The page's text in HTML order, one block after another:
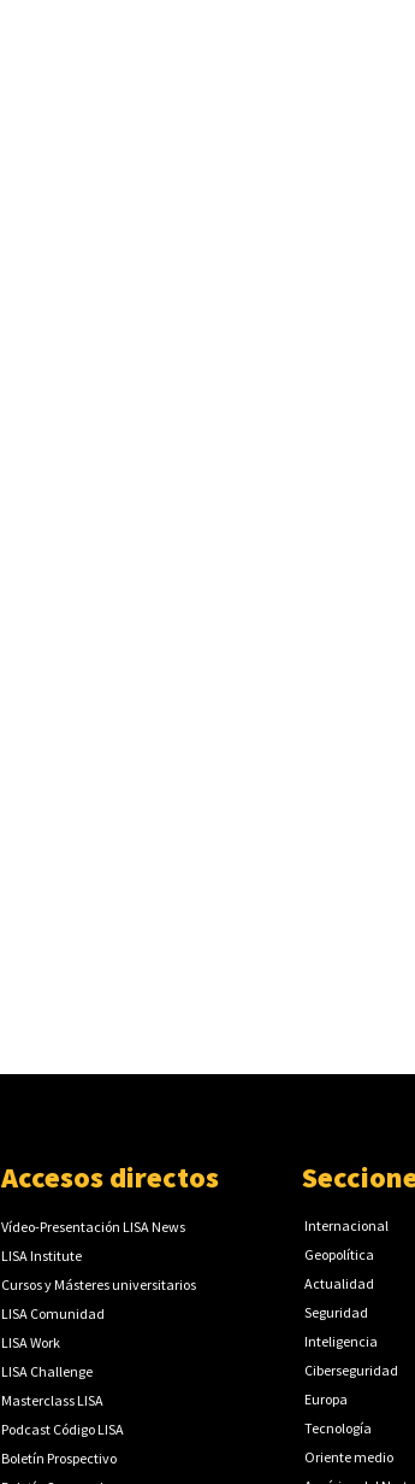
Accesos directos
Vídeo-Presentación LISA News
LISA Institute
Cursos y Másteres universitarios
LISA Comunidad
LISA Work
LISA Challenge
Masterclass LISA
Podcast Código LISA
Boletín Prospectivo
Internacional
Geopolítica
Actualidad
Seguridad
Inteligencia
Ciberseguridad
Europa
Tecnología
Oriente medio